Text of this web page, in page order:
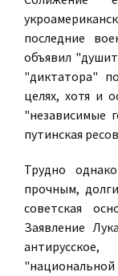
последние
объявил
"диктатора"
целях, хотя и
"независимые
путинская
Трудно
прочным,
советская
Заявление